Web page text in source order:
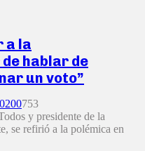
a la
hablar de
un voto”
0753
y presidente de la
se refirió a la polémica en